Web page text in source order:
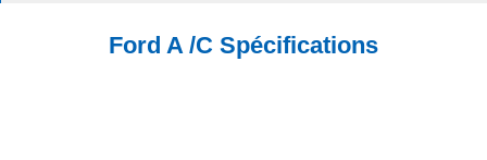
Ford A /C Spécifications